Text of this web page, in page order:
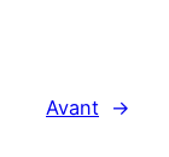
Avant →